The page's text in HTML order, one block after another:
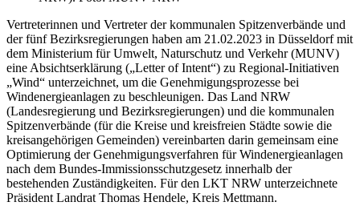
Vertreterinnen und Vertreter der kommunalen Spitzenverbände und
der fünf Bezirksregierungen haben am 21.02.2023 in Düsseldorf mit
dem Ministerium für Umwelt, Naturschutz und Verkehr (MUNV)
eine Absichtserklärung („Letter of Intent“) zu Regional-Initiativen
„Wind“ unterzeichnet, um die Genehmigungsprozesse bei
Windenergieanlagen zu beschleunigen. Das Land NRW
(Landesregierung und Bezirksregierungen) und die kommunalen
Spitzenverbände (für die Kreise und kreisfreien Städte sowie die
kreisangehörigen Gemeinden) vereinbarten darin gemeinsam eine
Optimierung der Genehmigungsverfahren für Windenergieanlagen
nach dem Bundes-Immissionsschutzgesetz innerhalb der
bestehenden Zuständigkeiten. Für den LKT NRW unterzeichnete
Präsident Landrat Thomas Hendele, Kreis Mettmann.